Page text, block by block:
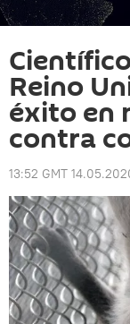
Reino
éxito en
contra
13:52 GMT